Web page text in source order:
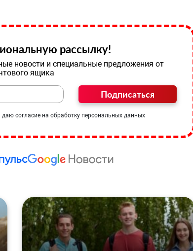
рассылку!
новости и специальные предложения от
ящика
Подписаться
даю согласие на обработку персональных данных